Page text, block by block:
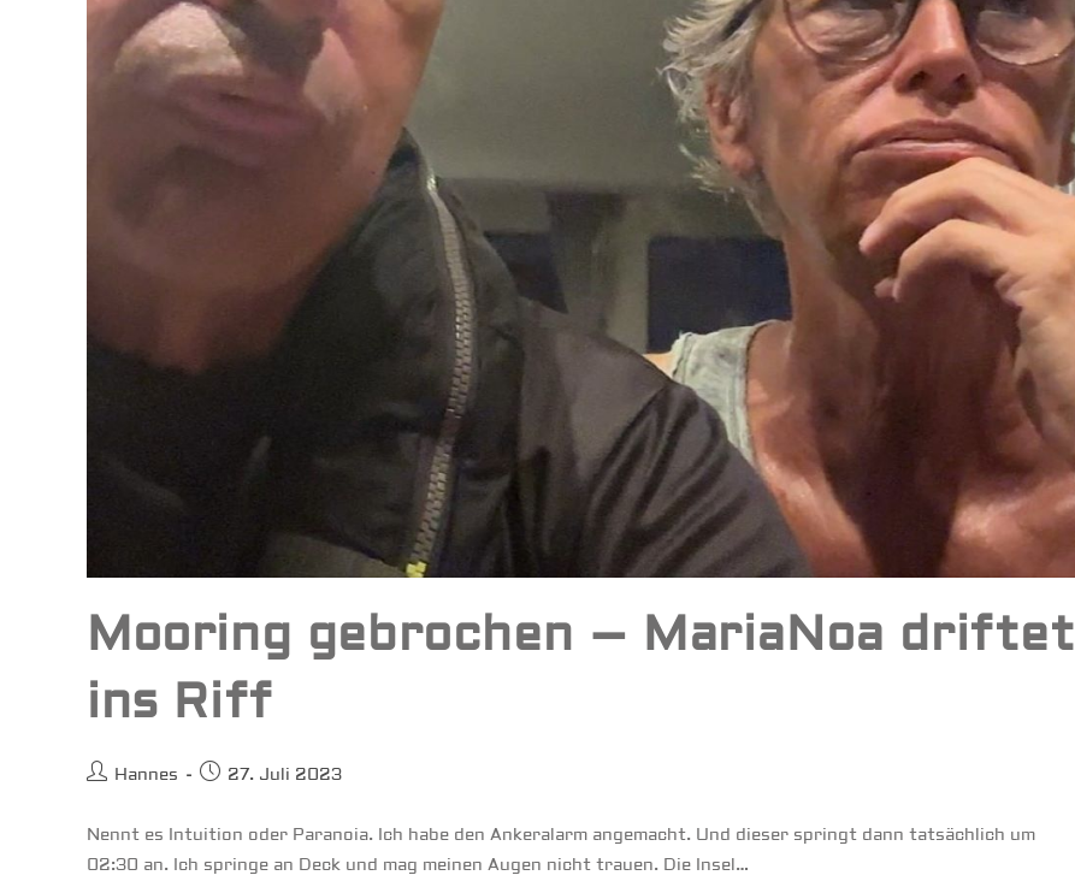
Mooring gebrochen – MariaNoa driftet
ins Riff
Beitrags-
Hannes
Beitrag27. Juli 2023
Nennt es Intuition oder Paranoia. Ich habe den Ankeralarm angemacht. Und dieser springt dann tatsächlich um
02:30 an. Ich springe an Deck und mag meinen Augen nicht trauen. Die Insel…